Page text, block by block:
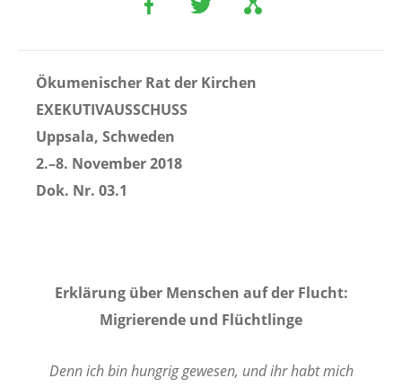
Ökumenischer Rat der Kirchen
EXEKUTIVAUSSCHUSS
Uppsala, Schweden
2.–8. November 2018
Dok. Nr. 03.1
Erklärung über Menschen auf der Flucht:
Migrierende und Flüchtlinge
Denn ich bin hungrig gewesen, und ihr habt mich